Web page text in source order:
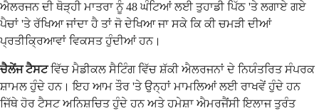
ਐਲਰਜਨ ਦੀ ਥੋੜ੍ਹੀ ਮਾਤਰਾ ਨੂੰ 48 ਘੰਟਿਆਂ ਲਈ ਤੁਹਾਡੀ ਪਿੱਠ 'ਤੇ ਲਗਾਏ ਗਏ
ਪੈਚਾਂ 'ਤੇ ਰੱਖਿਆ ਜਾਂਦਾ ਹੈ ਤਾਂ ਜੋ ਦੇਖਿਆ ਜਾ ਸਕੇ ਕਿ ਕੀ ਚਮੜੀ ਦੀਆਂ
ਪ੍ਰਤੀਕ੍ਰਿਆਵਾਂ ਵਿਕਸਤ ਹੁੰਦੀਆਂ ਹਨ।
ਚੈਲੇਂਜ ਟੈਸਟਵਿੱਚ ਮੈਡੀਕਲ ਸੈਟਿੰਗ ਵਿੱਚ ਸ਼ੱਕੀ ਐਲਰਜਨਾਂ ਦੇ ਨਿਯੰਤਰਿਤ ਸੰਪਰਕ
ਸ਼ਾਮਲ ਹੁੰਦੇ ਹਨ। ਇਹ ਆਮ ਤੌਰ 'ਤੇ ਉਨ੍ਹਾਂ ਮਾਮਲਿਆਂ ਲਈ ਰਾਖਵੇਂ ਹੁੰਦੇ ਹਨ
ਜਿੱਥੇ ਹੋਰ ਟੈਸਟ ਅਨਿਸ਼ਚਿਤ ਹੁੰਦੇ ਹਨ ਅਤੇ ਹਮੇਸ਼ਾ ਐਮਰਜੈਂਸੀ ਇਲਾਜ ਤੁਰੰਤ